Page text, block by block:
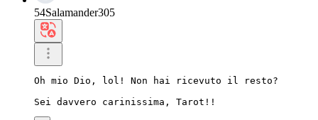
54Salamander305
Oh mio Dio, lol! Non hai ricevuto il resto?
Sei davvero carinissima, Tarot!!